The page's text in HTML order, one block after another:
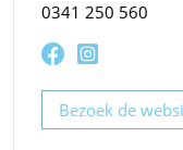
0341 250 560
Bezoek de